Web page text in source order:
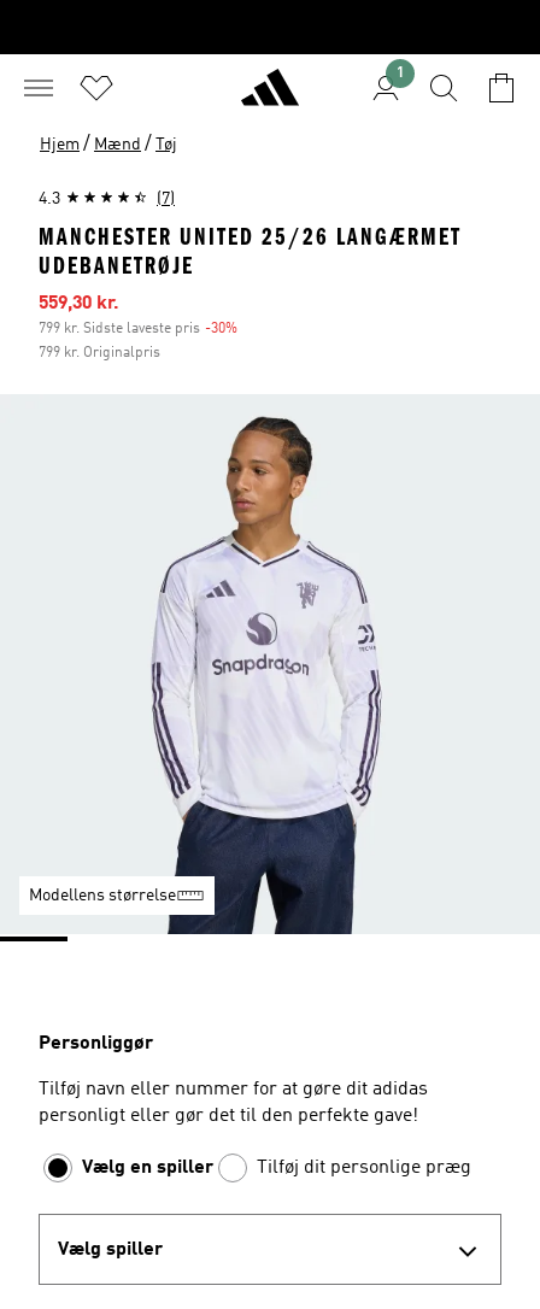
1
Hjem / Mænd / Tøj
4.3 (7)
MANCHESTER UNITED 25/26 LANGÆRMET
UDEBANETRØJE
Udsalgspris
559,30 kr.
799 kr. Sidste laveste pris -30%
799 kr. Originalpris
Modellens størrelse
Personliggør
Tilføj navn eller nummer for at gøre dit adidas
personligt eller gør det til den perfekte gave!
Vælg en spiller Tilføj dit personlige præg
Vælg spiller